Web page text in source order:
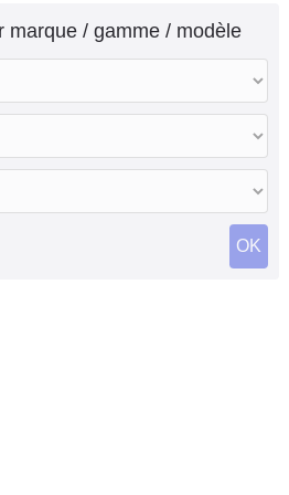
marque / gamme / modèle
OK